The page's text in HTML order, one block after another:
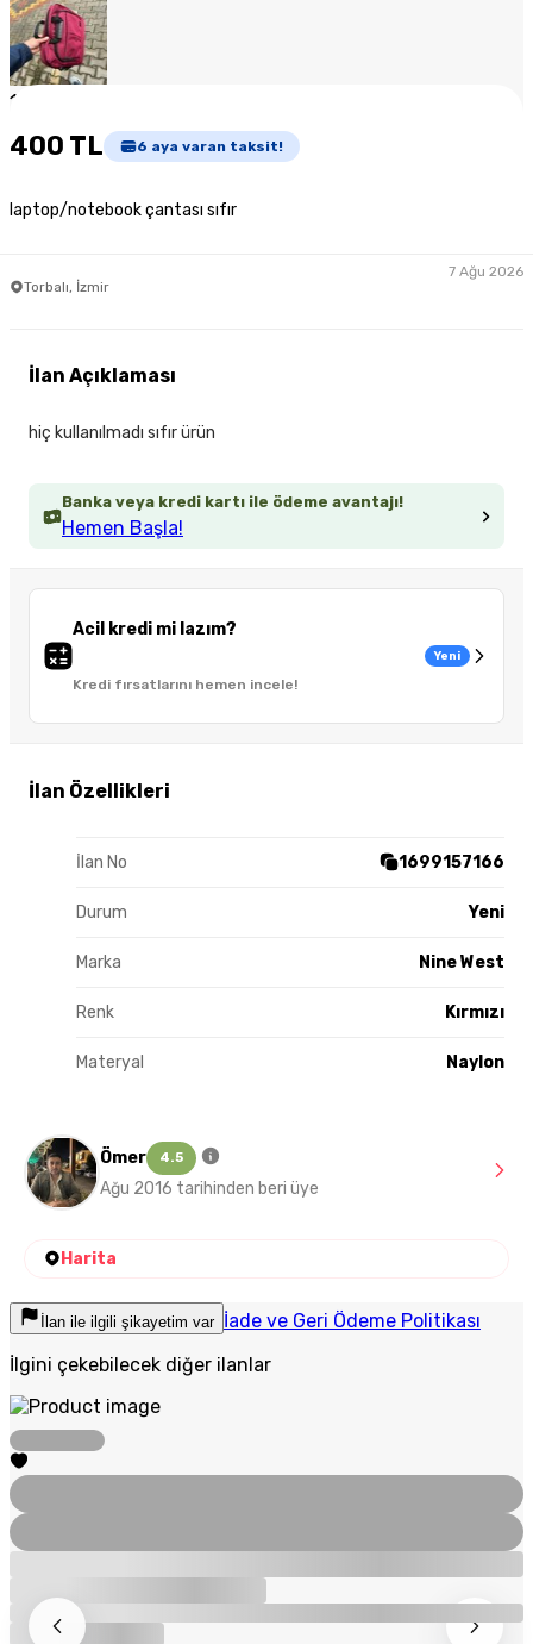
1
400 TL 6 aya varan taksit!
laptop/notebook çantası sıfır
Torbalı, İzmir
7 Ağu 2026
Banka veya kredi kartı ile ödeme avantajı!
Hemen Başla!
Acil kredi mi lazım?
Kredi fırsatlarını hemen incele!
Yeni
İlan Özellikleri
İlan No 1699157166
Durum Yeni
Marka Nine West
Renk Kırmızı
Materyal Naylon
İlan Açıklaması
hiç kullanılmadı sıfır ürün
Ömer 4.5
Ağu 2016 tarihinden beri üye
Harita
İlan ile ilgili şikayetim var İade ve Geri Ödeme Politikası
İlgini çekebilecek diğer ilanlar